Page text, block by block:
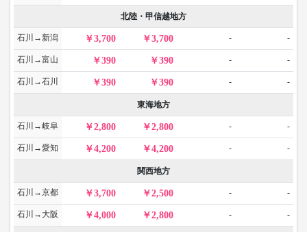
北陸・甲信越地方
石川→新潟 3,700 3,700 - -
石川→富山 390 390 - -
石川→石川 390 390 - -
東海地方
石川→岐阜 2,800 2,800 - -
石川→愛知 4,200 4,200 - -
関西地方
石川→京都 3,700 2,500 - -
石川→大阪 4,000 2,800 - -